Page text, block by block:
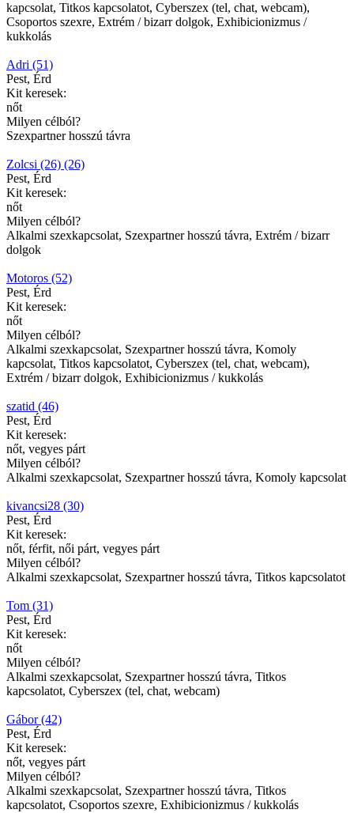
kapcsolat, Titkos kapcsolatot, Cyberszex (tel, chat, webcam),
Csoportos szexre, Extrém / bizarr dolgok, Exhibicionizmus /
kukkolás
Adri (51)
Pest, Érd
Kit keresek:
nőt
Milyen célból?
Szexpartner hosszú távra
Zolcsi (26) (26)
Pest, Érd
Kit keresek:
nőt
Milyen célból?
Alkalmi szexkapcsolat, Szexpartner hosszú távra, Extrém / bizarr
dolgok
Motoros (52)
Pest, Érd
Kit keresek:
nőt
Milyen célból?
Alkalmi szexkapcsolat, Szexpartner hosszú távra, Komoly
kapcsolat, Titkos kapcsolatot, Cyberszex (tel, chat, webcam),
Extrém / bizarr dolgok, Exhibicionizmus / kukkolás
szatid (46)
Pest, Érd
Kit keresek:
nőt, vegyes párt
Milyen célból?
Alkalmi szexkapcsolat, Szexpartner hosszú távra, Komoly kapcsolat
kivancsi28 (30)
Pest, Érd
Kit keresek:
nőt, férfit, női párt, vegyes párt
Milyen célból?
Alkalmi szexkapcsolat, Szexpartner hosszú távra, Titkos kapcsolatot
Tom (31)
Pest, Érd
Kit keresek:
nőt
Milyen célból?
Alkalmi szexkapcsolat, Szexpartner hosszú távra, Titkos
kapcsolatot, Cyberszex (tel, chat, webcam)
Gábor (42)
Pest, Érd
Kit keresek:
nőt, vegyes párt
Milyen célból?
Alkalmi szexkapcsolat, Szexpartner hosszú távra, Titkos
kapcsolatot, Csoportos szexre, Exhibicionizmus / kukkolás